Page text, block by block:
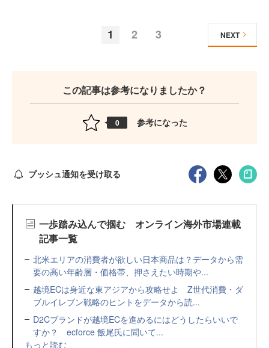
1 2 3 NEXT
この記事は参考になりましたか？
0 参考になった
プッシュ通知を受け取る
一歩踏み込んで掴む オンライン海外市場連載
記事一覧
北米エリアの消費者が欲しい日本商品は？データから需
要の高い年齢層・価格帯、押さえたい時期や...
越境ECは身近な東アジアから攻略せよ Z世代消費・ダ
ブルイレブン戦略のヒントをデータから読...
D2Cブランドが越境ECを進めるにはどうしたらいいで
すか？ ecforce 飯尾氏に聞いて...
もっと読む